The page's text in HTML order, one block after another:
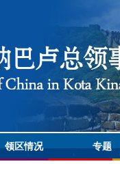
领区情况 专题